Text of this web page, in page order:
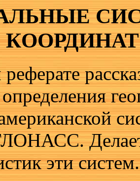
эти систем.